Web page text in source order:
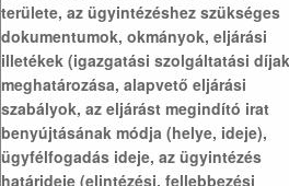
területe, az ügyintézéshez szükséges
dokumentumok, okmányok, eljárási
illetékek (igazgatási szolgáltatási
meghatározása, alapvető eljárási
szabályok, az eljárást megindító irat
benyújtásának módja (helye, ideje),
ügyfélfogadás ideje, az ügyintézés
határideje (elintézési, fellebbezési